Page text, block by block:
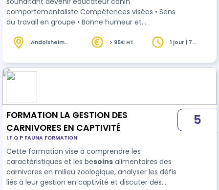
comportementaliste Compétences visées • Sens
du travail en groupe • Bonne humeur et
en vers les humains et lesanimaux•
• Précision et intelligence dans le travail Durée 7 H
Andolsheim
> 95€ HT
1 jour | 7
FORMATION LA GESTION DES
CARNIVORES EN CAPTIVITÉ
I.F.Q.P FAUNA FORMATION
Cette formation vise à comprendre les
caractéristiques et les besoins alimentaires des
carnivores en milieu zoologique, analyser les défis
liés à leur gestion en captivité et discuter des
5